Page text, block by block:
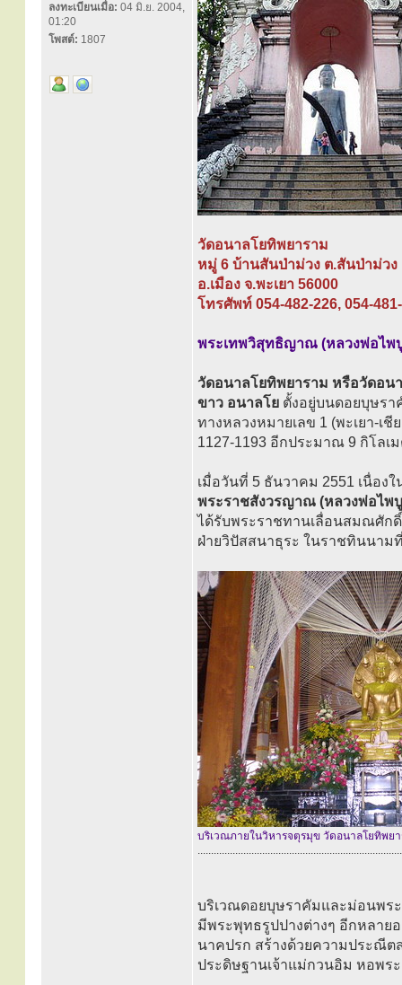
ลงทะเบียนเมื่อ: 04 มิ.ย. 2004,
01:20
โพสต์: 1807
วัดอนาลโยทิพยาราม
หมู่ 6 บ้านสันป่าม่วง ต.สันป่าม่วง
อ.เมือง จ.พะเยา 56000
โทรศัพท์ 054-482-226, 054-
พระเทพวิสุทธิญาณ (หลวงพ่อไพ
วัดอนาลโยทิพยาราม หรือวัดอน
ขาว อนาลโย ตั้งอยู่บนดอยบุษรา
ทางหลวงหมายเลข 1 (พะเยา-เ
1127-1193 อีกประมาณ 9 กิโลเ
เมื่อวันที่ 5 ธันวาคม 2551 เนื่อง
พระราชสังวรญาณ (หลวงพ่อไพ
ได้รับพระราชทานเลื่อนสมณศัก
ฝ่ายวิปัสสนาธุระ ในราชทินนาม
บริเวณภายในวิหารจตุรมุข วัดอนาลโยทิพย
............................................................................
บริเวณดอยบุษราคัมและม่อนพร
มีพระพุทธรูปปางต่างๆ อีกหลาย
นาคปรก สร้างด้วยความประณีต
ประดิษฐานเจ้าแม่กวนอิม หอพร